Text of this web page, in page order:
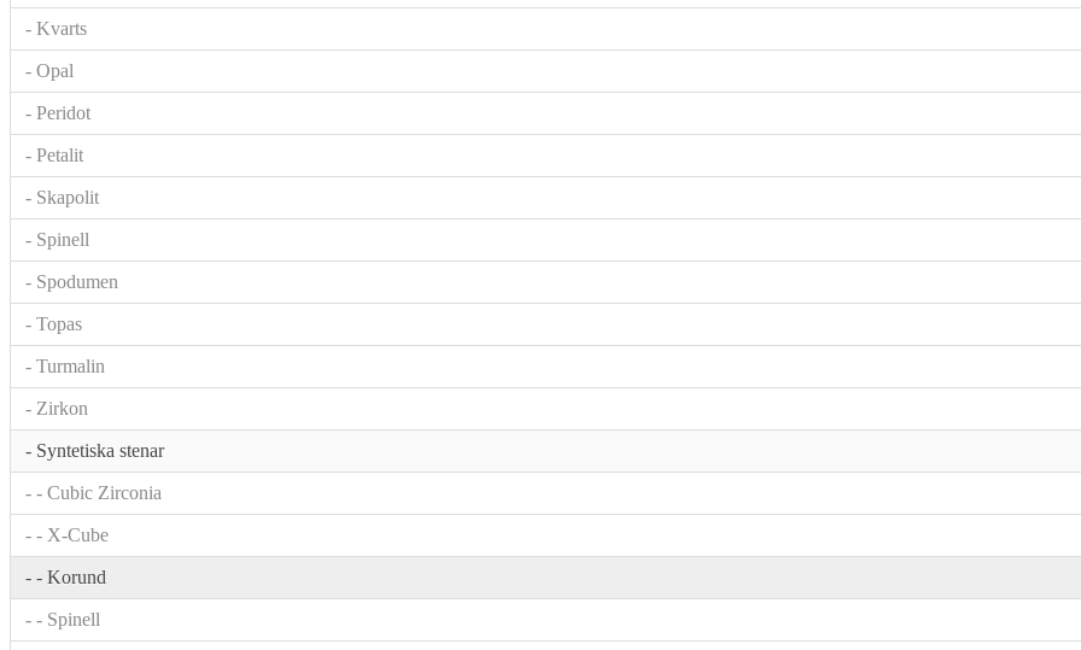
- Kvarts
- Opal
- Peridot
- Petalit
- Skapolit
- Spinell
- Spodumen
- Topas
- Turmalin
- Zirkon
- Syntetiska stenar
- - Cubic Zirconia
- - X-Cube
- - Korund
- - Spinell